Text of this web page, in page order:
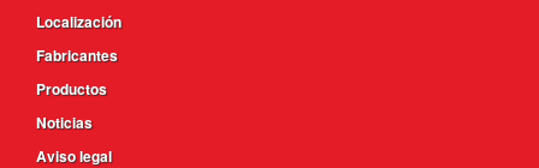
Localización
Fabricantes
Productos
Noticias
Aviso legal